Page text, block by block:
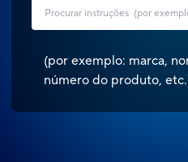
(por exemplo: marca,
número do produto, etc.